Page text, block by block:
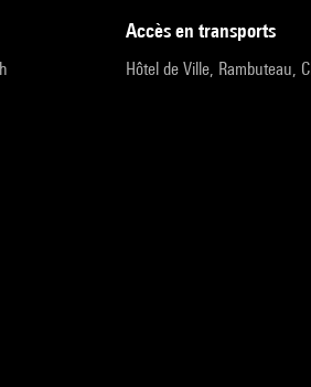
accès en transports
Hôtel de Ville, Rambuteau,